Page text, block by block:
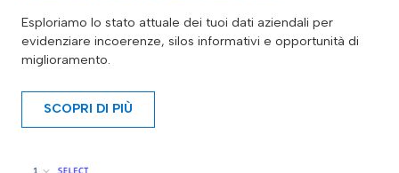
Esploriamo lo stato attuale dei tuoi dati aziendali per
evidenziare incoerenze, silos informativi e opportunità di
miglioramento.
SCOPRI DI PIÙ